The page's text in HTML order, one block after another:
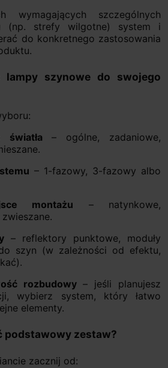
wymagających szczególnych
(np. strefy wilgotne) system i
do konkretnego zastosowania
lampy szynowe do swojego
– ogólne, zadaniowe,
– 1-fazowy, 3-fazowy albo
montażu – natynkowe,
– reflektory punktowe, moduły
szyn (w zależności od efektu,
rozbudowy– jeśli planujesz
wybierz system, który łatwo
elementy.
podstawowy zestaw?
zacznij od: